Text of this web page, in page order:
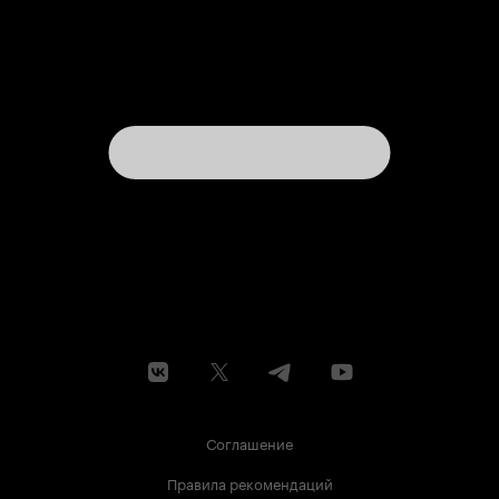
правильное кино. 6 из 10
Соглашение
Правила рекомендаций